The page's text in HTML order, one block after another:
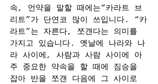
속, 언약을 말할 때에는“카라트 브
리트”가 단연코 많이 쓰입니다. “카
라트”는 자른다, 쪼갠다는 의미를
가지고 있습니다. 옛날에 나라와 나
라 사이에, 사람과 사람 사이에 아
주 중요한 약속을 할 때에 짐승을
잡아 반을 쪼갠 다음에 그 사이로